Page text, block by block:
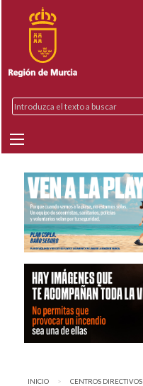
INICIO CENTROS DIRECTIVOS